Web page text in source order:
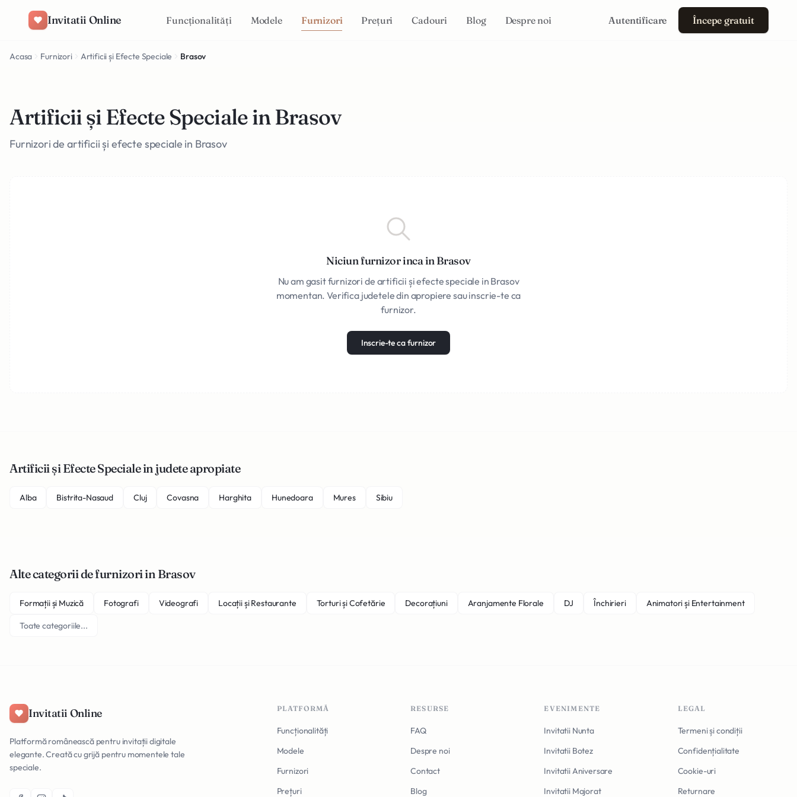
Invitatii Online Funcționalități Modele Furnizori Prețuri Cadouri Blog Despre noi Autentificare Începe gratuit
Acasa Furnizori Artificii și Efecte Speciale Brasov
Artificii și Efecte Speciale in Brasov
Furnizori de artificii și efecte speciale in Brasov
Niciun furnizor inca in Brasov
Nu am gasit furnizori de artificii și efecte speciale in Brasov
momentan. Verifica judetele din apropiere sau inscrie-te ca
furnizor.
Inscrie-te ca furnizor
Artificii și Efecte Speciale in judete apropiate
Alba Bistrita-Nasaud Cluj Covasna Harghita Hunedoara Mures Sibiu
Alte categorii de furnizori in Brasov
Formații și Muzică Fotografi Videografi Locații și Restaurante Torturi și Cofetărie Decorațiuni Aranjamente Florale DJ Închirieri Animatori și Entertainment
Toate categoriile...
Invitatii Online
Platformă românească pentru invitații digitale
elegante. Creată cu grijă pentru momentele tale
speciale.
PLATFORMĂ
Funcționalități
Modele
Furnizori
Prețuri
RESURSE
FAQ
Despre noi
Contact
Blog
EVENIMENTE
Invitatii Nunta
Invitatii Botez
Invitatii Aniversare
Invitatii Majorat
LEGAL
Termeni și condiții
Confidențialitate
Cookie-uri
Returnare